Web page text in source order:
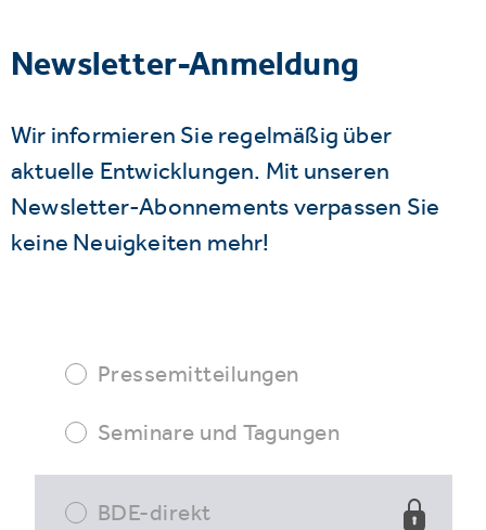
Newsletter-Anmeldung
Wir informieren Sie regelmäßig über
aktuelle Entwicklungen. Mit unseren
Newsletter-Abonnements verpassen Sie
keine Neuigkeiten mehr!
Pressemitteilungen
Seminare und Tagungen
BDE-direkt